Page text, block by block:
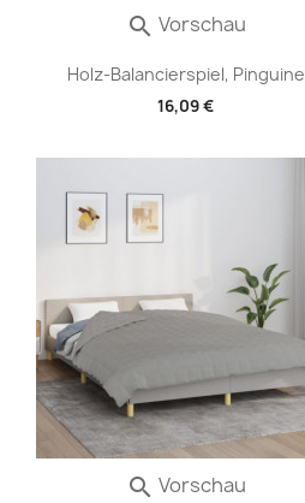
Holz-Balancierspiel, Pinguine
16,09 €
 Vorschau
 Vorschau